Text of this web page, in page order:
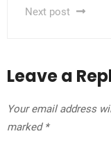
Next post
Leave a
Your email address
marked *